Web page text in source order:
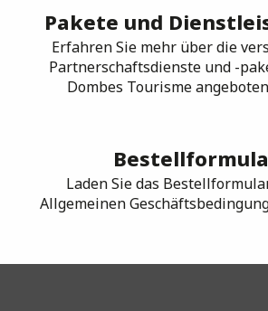
Pakete und
Erfahren Sie mehr über die
Partnerschaftsdienste und -
Dombes Tourisme
Laden Sie das
Allgemeinen